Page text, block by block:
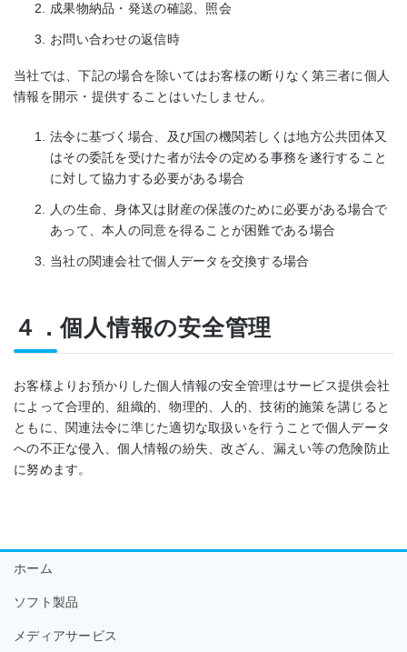
成果物納品・発送の確認、照会
お問い合わせの返信時
当社では、下記の場合を除いてはお客様の断りなく第三者に個人
情報を開示・提供することはいたしません。
法令に基づく場合、及び国の機関若しくは地方公共団体又
はその委託を受けた者が法令の定める事務を遂行すること
に対して協力する必要がある場合
人の生命、身体又は財産の保護のために必要がある場合で
あって、本人の同意を得ることが困難である場合
当社の関連会社で個人データを交換する場合
４．個人情報の安全管理
お客様よりお預かりした個人情報の安全管理はサービス提供会社
によって合理的、組織的、物理的、人的、技術的施策を講じると
ともに、関連法令に準じた適切な取扱いを行うことで個人データ
への不正な侵入、個人情報の紛失、改ざん、漏えい等の危険防止
に努めます。
ホーム
ソフト製品
メディアサービス